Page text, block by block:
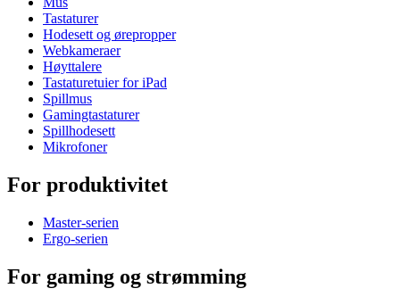
Tastaturer
Hodesett og ørepropper
Webkameraer
Høyttalere
Tastaturetuier for iPad
Spillmus
Gamingtastaturer
Spillhodesett
Mikrofoner
For produktivitet
Master-serien
Ergo-serien
For gaming og strømming